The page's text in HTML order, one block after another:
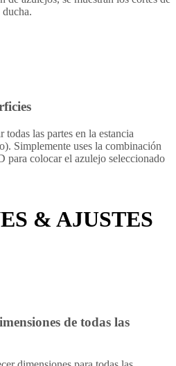
ducha.
las partes en la estancia
Simplemente uses la combinación
colocar el azulejo seleccionado
& AJUSTES
de todas las